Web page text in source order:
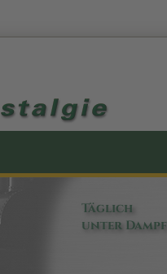
Täglich
unter Dampf